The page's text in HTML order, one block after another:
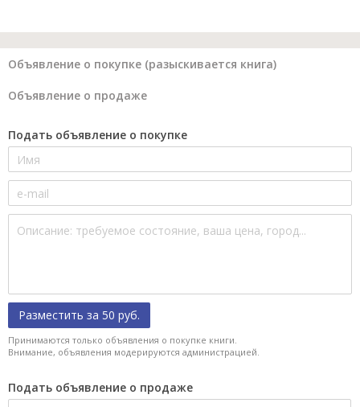
Объявление о покупке (разыскивается книга)
Объявление о продаже
Подать объявление о покупке
Разместить за 50 руб.
Принимаются только объявления о покупке книги.
Внимание, объявления модерируются администрацией.
Подать объявление о продаже